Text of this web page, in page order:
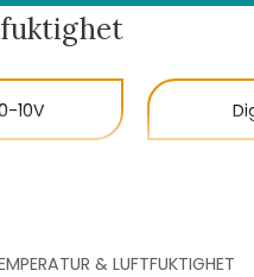
10V
& LUFTFUKTIGHET